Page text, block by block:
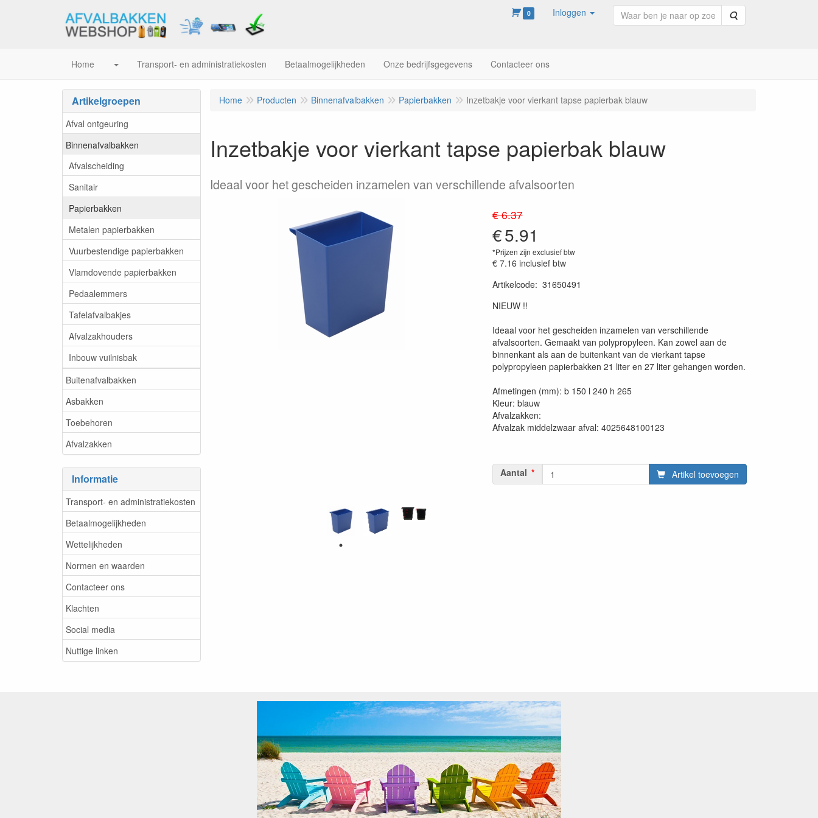
0 Inloggen Zoeken
Home Transport- en administratiekosten Betaalmogelijkheden Onze bedrijfsgegevens Contacteer ons
Artikelgroepen
Afval ontgeuring
Binnenafvalbakken
Afvalscheiding
Sanitair
Papierbakken
Metalen papierbakken
Vuurbestendige papierbakken
Vlamdovende papierbakken
Pedaalemmers
Tafelafvalbakjes
Afvalzakhouders
Inbouw vuilnisbak
Buitenafvalbakken
Asbakken
Toebehoren
Afvalzakken
Informatie
Transport- en administratiekosten
Betaalmogelijkheden
Wettelijkheden
Normen en waarden
Contacteer ons
Klachten
Social media
Nuttige linken
Home Producten Binnenafvalbakken Papierbakken Inzetbakje voor vierkant tapse papierbak blauw
Inzetbakje voor vierkant tapse papierbak blauw
Ideaal voor het gescheiden inzamelen van verschillende afvalsoorten
€ 6.37
€5.91
*Prijzen zijn exclusief btw
€ 7.16 inclusief btw
Artikelcode: 31650491
NIEUW !!
Ideaal voor het gescheiden inzamelen van verschillende
afvalsoorten. Gemaakt van polypropyleen. Kan zowel aan de
binnenkant als aan de buitenkant van de vierkant tapse
polypropyleen papierbakken 21 liter en 27 liter gehangen worden.
Afmetingen (mm): b 150 l 240 h 265
Kleur: blauw
Afvalzakken:
Afvalzak middelzwaar afval: 4025648100123
Aantal Artikel toevoegen